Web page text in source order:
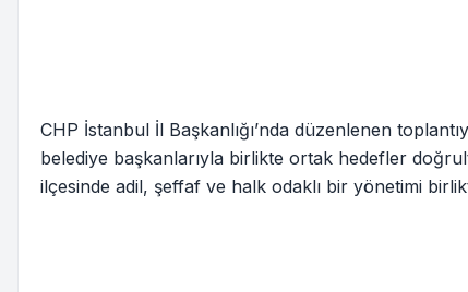
CHP İstanbul İl Başkanlığı’nda düzenlenen
belediye başkanlarıyla birlikte ortak hedefler
ilçesinde adil, şeffaf ve halk odaklı bir yönetimi